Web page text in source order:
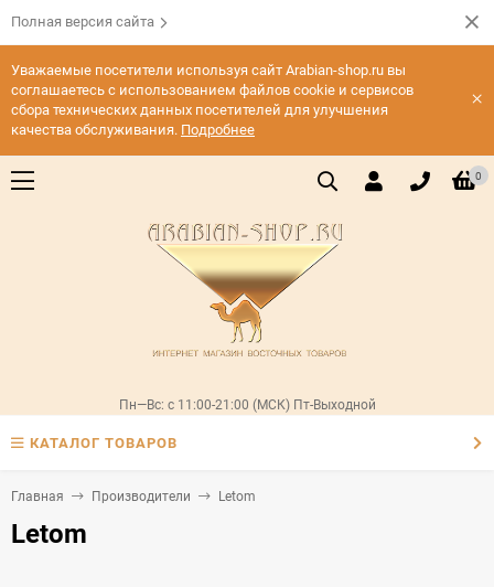
Полная версия сайта
Уважаемые посетители используя сайт Arabian-shop.ru вы
соглашаетесь с использованием файлов cookie и сервисов
сбора технических данных посетителей для улучшения
качества обслуживания. Подробнее
×
0
Пн—Вс: с 11:00-21:00 (МСК) Пт-Выходной
КАТАЛОГ ТОВАРОВ
Главная Производители Letom
Letom